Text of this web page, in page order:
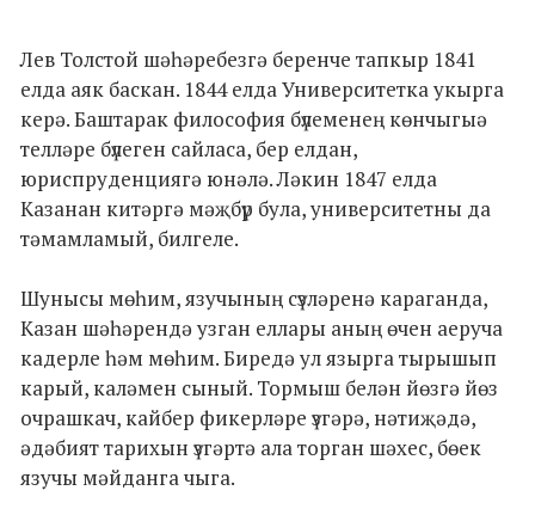
Лев Толстой шәһәребезгә беренче тапкыр 1841
елда аяк баскан. 1844 елда Университетка укырга
керә. Баштарак философия бүлеменең көнчыгыә
телләре бүлеген сайласа, бер елдан,
юриспруденциягә юнәлә. Ләкин 1847 елда
Казанан китәргә мәҗбүр була, университетны да
тәмамламый, билгеле.
Шунысы мөһим, язучының сүзләренә караганда,
Казан шәһәрендә узган еллары аның өчен аеруча
кадерле һәм мөһим. Биредә ул язырга тырышып
карый, каләмен сыный. Тормыш белән йөзгә йөз
очрашкач, кайбер фикерләре үзгәрә, нәтиҗәдә,
әдәбият тарихын үзгәртә ала торган шәхес, бөек
язучы мәйданга чыга.